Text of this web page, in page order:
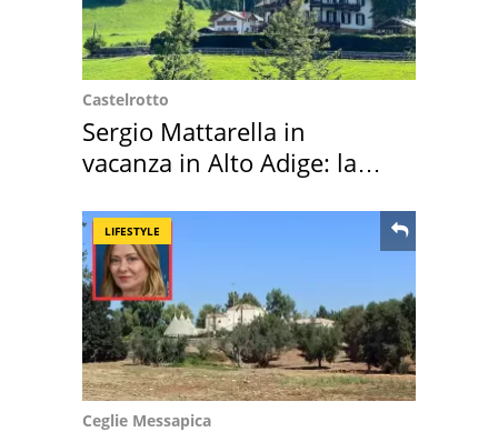
Castelrotto
Sergio Mattarella in
vacanza in Alto Adige: la
LIFESTYLE
Ceglie Messapica